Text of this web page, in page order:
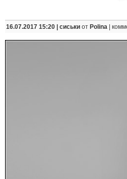
16.07.2017 15:20 | сиськи от Polina